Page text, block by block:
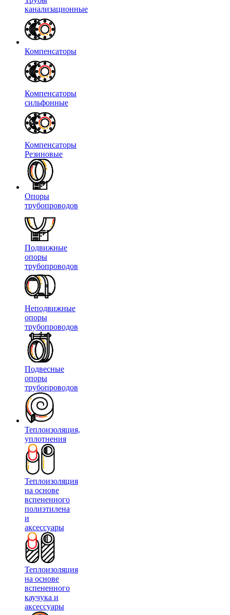
канализационные
Компенсаторы
Компенсаторы
сильфонные
Компенсаторы
Резиновые
Опоры
трубопроводов
Подвижные
опоры
трубопроводов
Неподвижные
опоры
трубопроводов
Подвесные
опоры
трубопроводов
Теплоизоляция,
уплотнения
Теплоизоляция
на основе
вспененного
полиэтилена
и
аксессуары
Теплоизоляция
на основе
вспененного
каучука и
аксессуары